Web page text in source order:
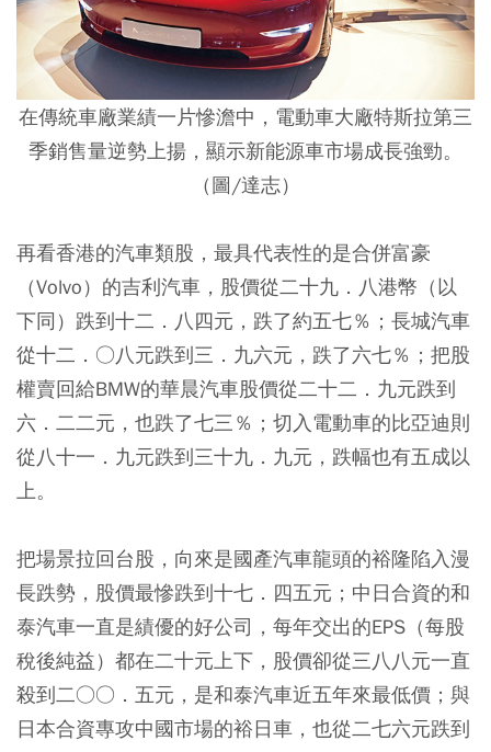
在傳統車廠業績一片慘澹中，電動車大廠特斯拉第三
季銷售量逆勢上揚，顯示新能源車市場成長強勁。
（圖/達志）
再看香港的汽車類股，最具代表性的是合併富豪
（Volvo）的吉利汽車，股價從二十九．八港幣（以
下同）跌到十二．八四元，跌了約五七％；長城汽車
從十二．○八元跌到三．九六元，跌了六七％；把股
權賣回給BMW的華晨汽車股價從二十二．九元跌到
六．二二元，也跌了七三％；切入電動車的比亞迪則
從八十一．九元跌到三十九．九元，跌幅也有五成以
上。
把場景拉回台股，向來是國產汽車龍頭的裕隆陷入漫
長跌勢，股價最慘跌到十七．四五元；中日合資的和
泰汽車一直是績優的好公司，每年交出的EPS（每股
稅後純益）都在二十元上下，股價卻從三八八元一直
殺到二○○．五元，是和泰汽車近五年來最低價；與
日本合資專攻中國市場的裕日車，也從二七六元跌到